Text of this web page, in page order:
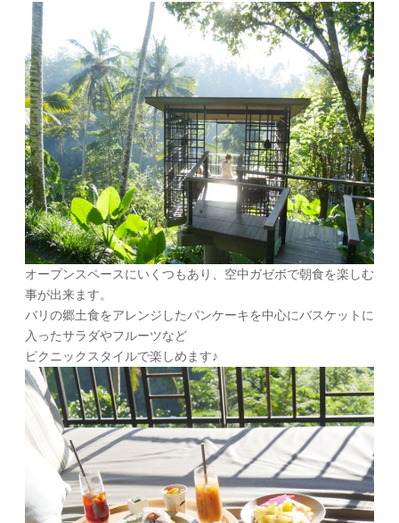
オープンスペースにいくつもあり、空中ガゼボで朝食を楽しむ
事が出来ます。
バリの郷土食をアレンジしたパンケーキを中心にバスケットに
入ったサラダやフルーツなど
ピクニックスタイルで楽しめます♪